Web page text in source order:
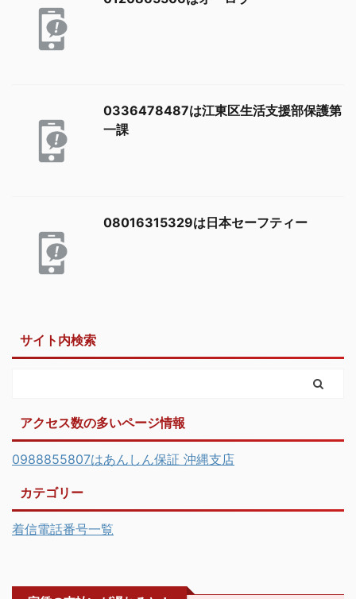
0336478487は江東区生活支援部保護第
一課
08016315329は日本セーフティー
サイト内検索
アクセス数の多いページ情報
0988855807はあんしん保証 沖縄支店
カテゴリー
着信電話番号一覧